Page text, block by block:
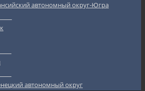
автономный округ-Югра
автономный округ